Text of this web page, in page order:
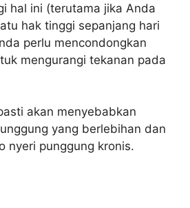
hal ini (terutama jika Anda
hak tinggi sepanjang hari
perlu mencondongkan
mengurangi tekanan pada
akan menyebabkan
yang berlebihan dan
nyeri punggung kronis.